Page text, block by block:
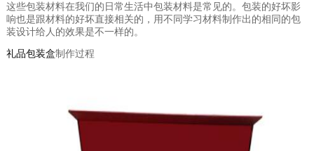
这些包装材料在我们的日常生活中包装材料是常见的。包装的好坏影
响也是跟材料的好坏直接相关的，用不同学习材料制作出的相同的包
装设计给人的效果是不一样的。
礼品包装盒制作过程